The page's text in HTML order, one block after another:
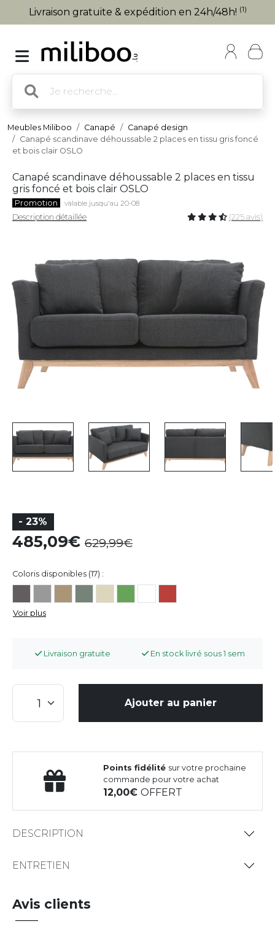
Livraison gratuite & expédition en 24h/48h! (1)
Meubles Miliboo Canapé
Canapé design
Canapé scandinave déhoussable 2 places en tissu gris foncé
et bois clair OSLO
Canapé scandinave déhoussable 2 places en tissu
gris foncé et bois clair OSLO
Promotion valable jusqu'au 20-08
Description détaillée (225 avis)
- 23%
485,09 629,99
Coloris disponibles (17) :
Voir plus
Livraison gratuite En stock livré sous 1 sem
Ajouter au panier
Points fidélité sur votre prochaine
commande pour votre achat
12,00OFFERT
DESCRIPTION
ENTRETIEN
Avis clients